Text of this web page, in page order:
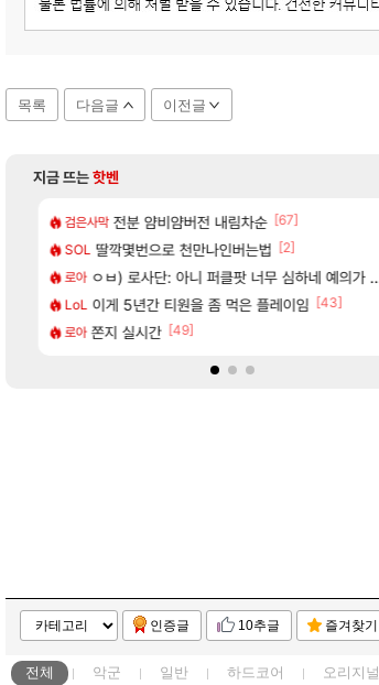
목록 다음글 이전글
지금 뜨는핫벤
검은사막 전분 얌비얌버전 내림차순 [67]
SOL 딸깍몇번으로 천만나인버는법 [2]
로아 ㅇㅂ) 로사단: 아니 퍼클팟 너무 심하네 예의가 없어(?)
LoL 이게 5년간 티원을 좀 먹은 플레이임 [43]
로아 쫀지 실시간 [49]
PV 비스트 오브 리인카네이션 오픈 트레일러
아스오라 「에린」 컨셉 포스터 공개
여행 7년만에 가족여행을 다녀왔습니다. [1]
비스트 쿠를 먼저 보내서 기습하는 법
리싱크드 리싱크드 1.06 패치노트 (8/5)
인증글 10추글 즐겨찾기
전체 악군 일반 하드코어 오리지널